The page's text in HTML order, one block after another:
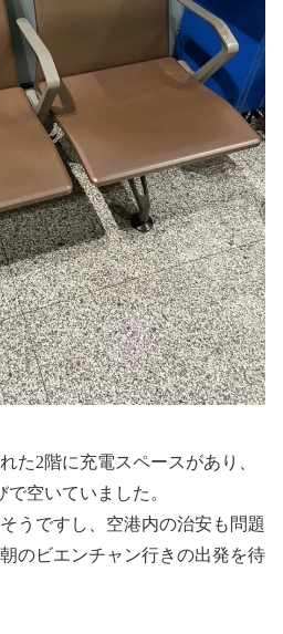
た2階に充電スペースがあり、
空いていました。
うですし、空港内の治安も問題
のビエンチャン行きの出発を待